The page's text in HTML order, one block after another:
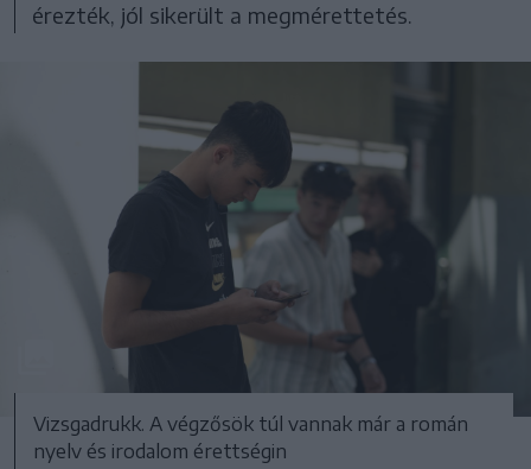
érezték, jól sikerült a megmérettetés.
Vizsgadrukk. A végzősök túl vannak már a román
nyelv és irodalom érettségin